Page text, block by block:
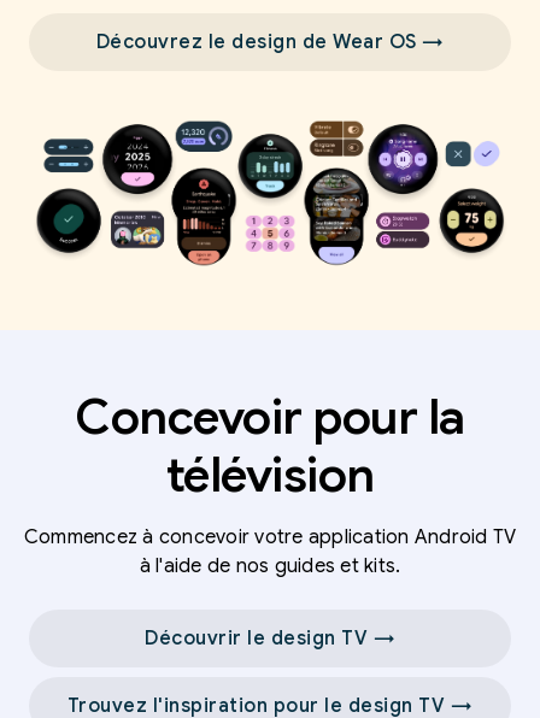
Découvrez le design de Wear OS →
Concevoir pour la
télévision
Commencez à concevoir votre application Android TV
à l'aide de nos guides et kits.
Découvrir le design TV →
Trouvez l'inspiration pour le design TV →